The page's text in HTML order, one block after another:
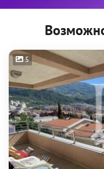
5